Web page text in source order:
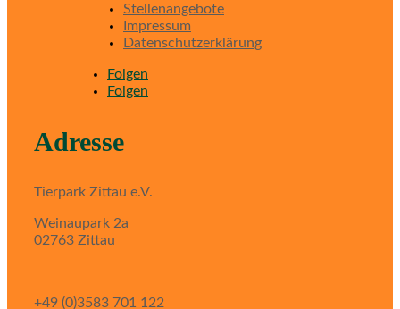
Stellenangebote
Impressum
Datenschutzerklärung
Folgen
Folgen
Adresse
Tierpark Zittau e.V.
Weinaupark 2a
02763 Zittau
+49 (0)3583 701 122